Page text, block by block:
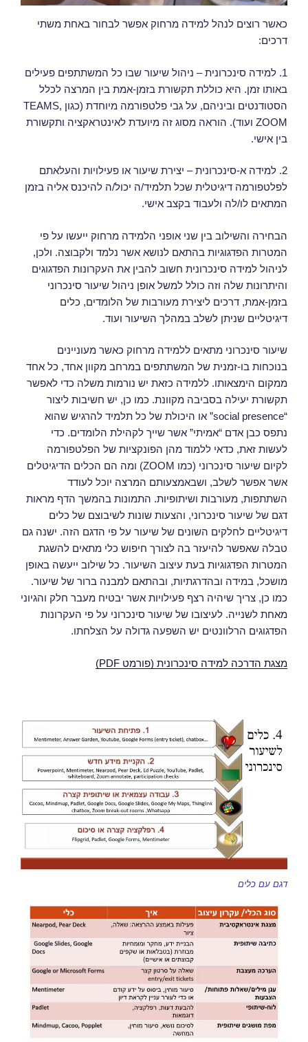
כאשר רוצים לנהל למידה מרחוק אפשר לבחור באחת משתי
דרכים:
1. למידה סינכרונית – ניהול שיעור שבו כל המשתתפים פעילים
באותו זמן. היא כוללת תקשורת בזמן-אמת בין המרצה לכלל
הסטודנטים וביניהם, על גבי פלטפורמה מיוחדת (כגון TEAMS,
ZOOM ועוד). הוראה מסוג זה מיועדת לאינטראקציה ותקשורת
בין אישי.
2. למידה א-סינכרונית – יצירת שיעור או פעילויות והעלאתם
לפלטפורמה דיגיטלית שכל תלמיד/ה יכול/ה להיכנס אליה בזמן
המתאים לו/לה ולעבוד בקצב אישי.
הבחירה והשילוב בין שני אופני הלמידה מרחוק ייעשו על פי
המטרות הפדגוגיות בהתאם לנושא אשר נלמד ולקבוצה. ולכן,
לניהול למידה סינכרונית חשוב להבין את העקרונות הפדגוגים
והיתרונות שלה וזה כולל למשל אופן ניהול שיעור סינכרוני
בזמן-אמת, דרכים ליצירת מעורבות של הלומדים, כלים
דיגיטליים שניתן לשלב במהלך השיעור ועוד.
שיעור סינכרוני מתאים ללמידה מרחוק כאשר מעוניינים
בנוכחות בו-זמנית של המשתתפים במרחב מקוון אחד, כל אחד
ממקום הימצאותו. ללמידה כזאת יש נורמות משלה כדי לאפשר
תקשורת יעילה בסביבה מקוונת. כמו כן, יש חשיבות ליצור
“social presence” או היכולת של כל תלמיד להרגיש שהוא
נתפס כבן אדם “אמיתי” אשר שייך לקהילת הלומדים. כדי
לעשות זאת, כדאי ללמוד מהן הפונקציות של הפלטפורמה
לקיום שיעור סינכרוני (כמו ZOOM) ומה הם הכלים הדיגיטלים
אשר אפשר לשלב, ושבאמצעותם המרצה יוכל לעודד
השתתפות, מעורבות ושיתופיות. התמונות בהמשך הדף מראות
דגם של שיעור סינכרוני, והצעות שונות לשיבוצם של כלים
דיגיטליים לחלקים השונים של שיעור על פי הדגם הזה. ישנה גם
טבלה שאפשר להיעזר בה לצורך חיפוש כלי מתאים להשגת
המטרות הפדגוגיות בעת עיצוב השיעור. כל שילוב ייעשה באופן
מושכל, במידה ובהדרגתיות, ובהתאם למבנה ברור של שיעור.
כמו כן, צריך שיהיה רצף פעילויות אשר יבטיח מעבר חלק והגיוני
מאחת לשנייה. לעיצובו של שיעור סינכרוני על פי העקרונות
הפדגוגים הרלוונטים יש השפעה גדולה על הצלחתו.
מצגת הדרכה למידה סינכרונית (פורמט PDF)
דגם עם כלים